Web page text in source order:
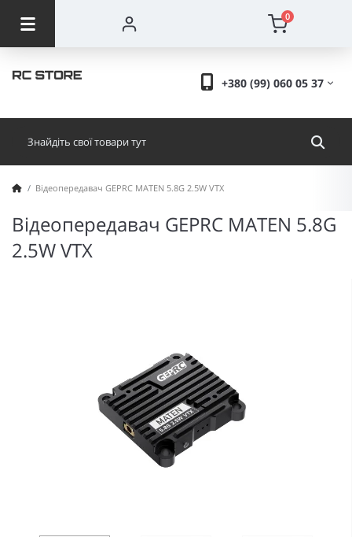
0
+380 (99) 060 05 37
Відеопередавач GEPRC MATEN 5.8G 2.5W VTX
Відеопередавач GEPRC MATEN 5.8G
2.5W VTX